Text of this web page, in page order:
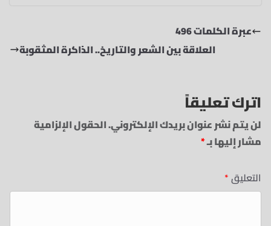
عبرة الكلمات 496
العلاقة بين الشعر والتاريخ.. الذاكرة المثقوبة
اترك تعليقاً
لن يتم نشر عنوان بريدك الإلكتروني.الحقول الإلزامية
مشار إليها بـ*
التعليق*